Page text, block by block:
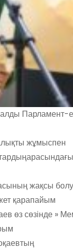
Парламент-
жұмыспен
арасындағы
жақсы
қарапайым
өзсөзінде »